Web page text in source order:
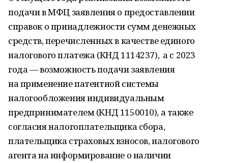
подачи в МФЦ заявления о предоставлении
справок о принадлежности сумм денежных
средств, перечисленных в качестве единого
налогового платежа (КНД 1114237), а с 2023
года — возможность подачи заявления
на применение патентной системы
налогообложения индивидуальным
предпринимателем (КНД 1150010), а также
согласия налогоплательщика сбора,
плательщика страховых взносов, налогового
агента на информирование о наличии